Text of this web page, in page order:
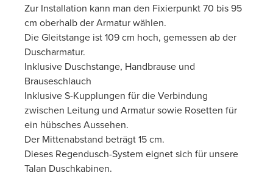
Zur Installation kann man den Fixierpunkt 70 bis 95
cm oberhalb der Armatur wählen.
Die Gleitstange ist 109 cm hoch, gemessen ab der
Duscharmatur.
Inklusive Duschstange, Handbrause und
Brauseschlauch
Inklusive S-Kupplungen für die Verbindung
zwischen Leitung und Armatur sowie Rosetten für
ein hübsches Aussehen.
Der Mittenabstand beträgt 15 cm.
Dieses Regendusch-System eignet sich für unsere
Talan Duschkabinen.